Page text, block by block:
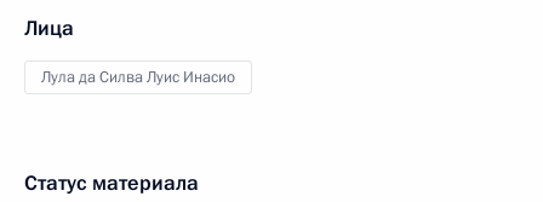
Лица
Лула да Силва Луис Инасио
Статус материала